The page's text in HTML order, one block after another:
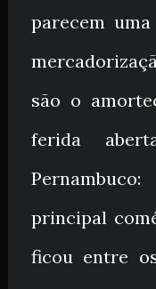
parecem
são o
ferida
principal
ficou entre